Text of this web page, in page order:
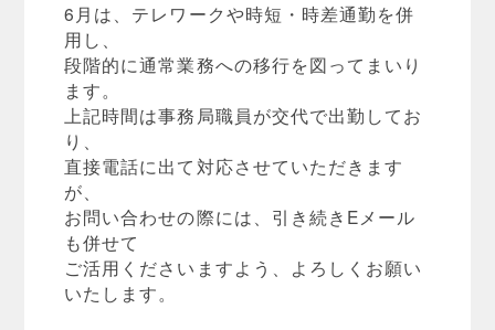
6月は、テレワークや時短・時差通勤を併
用し、
段階的に通常業務への移行を図ってまいり
ます。
上記時間は事務局職員が交代で出勤してお
り、
直接電話に出て対応させていただきます
が、
お問い合わせの際には、引き続きEメール
も併せて
ご活用くださいますよう、よろしくお願い
いたします。